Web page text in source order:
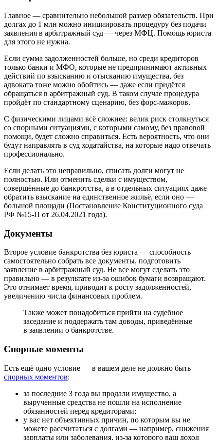
Главное — сравнительно небольшой размер обязательств. При
долгах до 1 млн можно инициировать процедуру без подачи
заявления в арбитражный суд — через МФЦ. Помощь юриста
для этого не нужна.
Если сумма задолженностей больше, но среди кредиторов
только банки и МФО, которые не предпринимают активных
действий по взысканию и отысканию имущества, без
адвоката тоже можно обойтись — даже если придётся
обращаться в арбитражный суд. В таком случае процедура
пройдёт по стандартному сценарию, без форс-мажоров.
С физическими лицами всё сложнее: велик риск столкнуться
со спорными ситуациями, с которыми самому, без правовой
помощи, будет сложно справиться. Есть вероятность, что они
будут направлять в суд ходатайства, на которые надо отвечать
профессионально.
Если делать это неправильно, списать долги могут не
полностью. Или отменить сделки с имуществом,
совершённые до банкротства, а в отдельных ситуациях даже
обратить взыскание на единственное жильё, если оно —
большой площади (Постановление Конституционного суда
РФ №15-П от 26.04.2021 года).
Документы
Второе условие банкротства без юриста — способность
самостоятельно собрать все документы, подготовить
заявление в арбитражный суд. Не все могут сделать это
правильно — в результате из-за ошибок бумаги возвращают.
Это отнимает время, приводит к росту задолженностей,
увеличению числа финансовых проблем.
Также может понадобиться прийти на судебное
заседание и поддержать там доводы, приведённые
в заявлении о банкротстве.
Спорные моменты
Есть ещё одно условие — в вашем деле не должно быть
спорных моментов:
за последние 3 года вы продали имущество, а
вырученные средства не пошли на исполнение
обязанностей перед кредиторами;
у вас нет объективных причин, по которым вы не
можете рассчитаться с долгами — например, снижения
зарплаты или заболевания, из-за которого ваш доход